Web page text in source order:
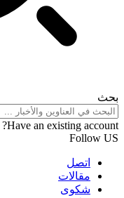
بحث
Have an existing account?
Follow US
اتصل
مقالات
شكوى